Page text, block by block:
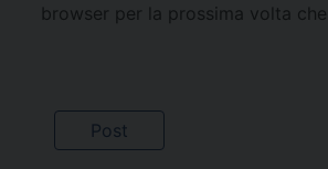
browser per la prossima volta che